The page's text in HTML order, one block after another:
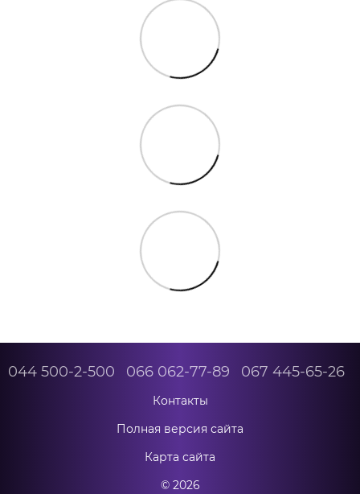
044 500-2-500 066 062-77-89 067 445-65-26
Контакты
Полная версия сайта
Карта сайта
© 2026